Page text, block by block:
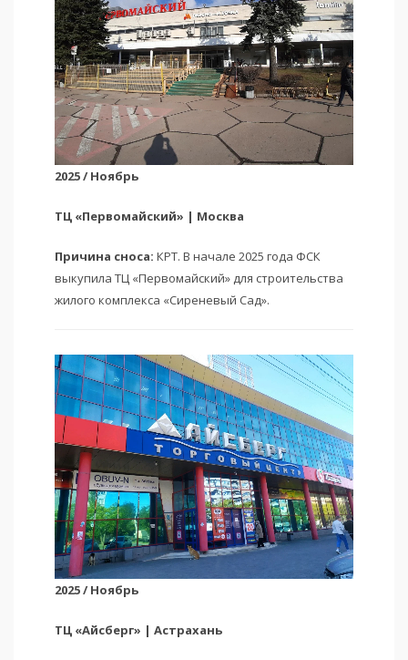
2025 / Ноябрь
ТЦ «Первомайский» | Москва
Причина сноса: КРТ. В начале 2025 года ФСК
выкупила ТЦ «Первомайский» для строительства
жилого комплекса «Сиреневый Сад».
2025 / Ноябрь
ТЦ «Айсберг» | Астрахань